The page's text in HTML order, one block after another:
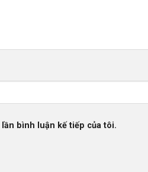
bình luận kế tiếp của tôi.